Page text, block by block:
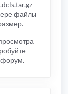
файлы
форум.